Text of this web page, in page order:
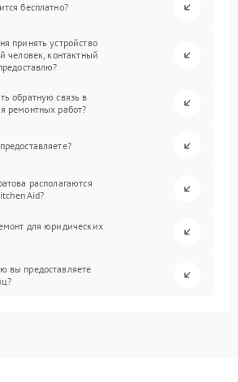
бесплатно?
принять устройство
человек, контактный
обратную связь в
ремонтных работ?
располагаются
для юридических
вы предоставляете